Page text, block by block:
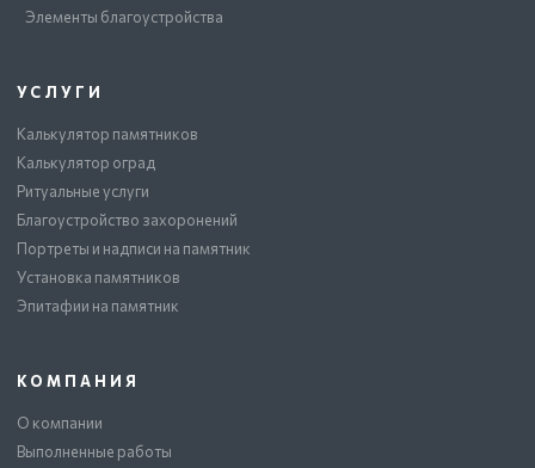
Элементы благоустройства
УСЛУГИ
Калькулятор памятников
Калькулятор оград
Ритуальные услуги
Благоустройство захоронений
Портреты и надписи на памятник
Установка памятников
Эпитафии на памятник
КОМПАНИЯ
О компании
Выполненные работы